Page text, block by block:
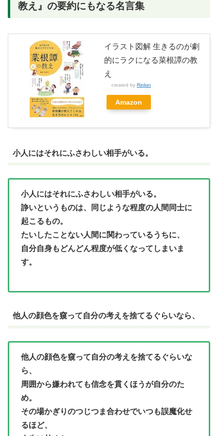
教え』の要約にもなる名言集
イラスト図解 生きるのが劇
的にラクになる菜根譚の教
え
created by Rinker
Amazon
小人にはそれにふさわしい相手がいる。
小人にはそれにふさわしい相手がいる。
諍いというものは、同じような程度の人間同士に
起こるもの。
たいしたことない人間に関わっているうちに、
自分自身もどんどん程度が低くなってしまいま
す。
他人の顔色を窺って自分の考えを捨てるぐらいなら、
他人の顔色を窺って自分の考えを捨てるぐらいな
ら、
周囲から嫌われても信念を貫くほうが自分のた
め。
その場かぎりのつじつま合わせでいつも誤魔化せ
るほど、